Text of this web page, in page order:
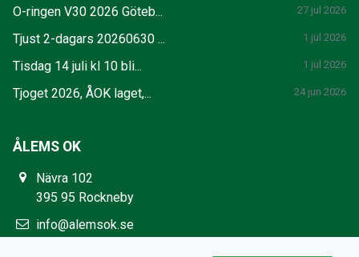
O-ringen V30 2026 Göteb... 27 jul 2026
Tjust 2-dagars 20260630 ... 1 jul 2026
Tisdag 14 juli kl 10 bli... 1 jul 2026
Tjoget 2026, ÅOK laget,... 24 jun 2026
ÅLEMS OK
Nävra 102
395 95 Rockneby
info@alemsok.se